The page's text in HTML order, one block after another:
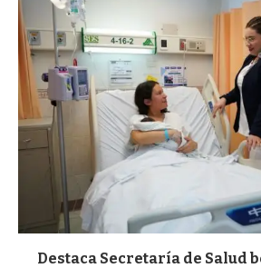
Destaca Secretaría de Salud